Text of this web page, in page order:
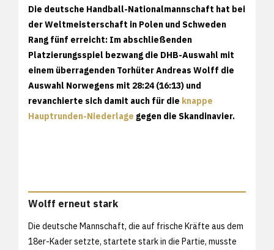
Die deutsche Handball-Nationalmannschaft hat bei
der Weltmeisterschaft in Polen und Schweden
Rang fünf erreicht: Im abschließenden
Platzierungsspiel bezwang die DHB-Auswahl mit
einem überragenden Torhüter Andreas Wolff die
Auswahl Norwegens mit 28:24 (16:13) und
revanchierte sich damit auch für die knappe
Hauptrunden-Niederlage gegen die Skandinavier.
Wolff erneut stark
Die deutsche Mannschaft, die auf frische Kräfte aus dem
18er-Kader setzte, startete stark in die Partie, musste